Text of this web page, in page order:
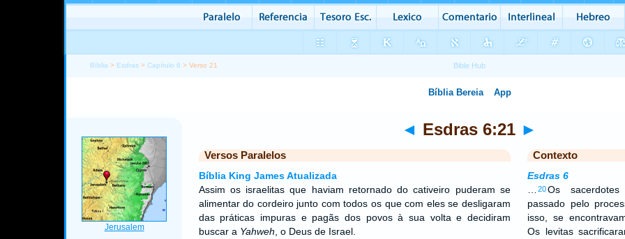
Bíblia > Esdras >Capítulo 6 > Verso 21
◄ Esdras 6:21 ►
Versos Paralelos
Bíblia King James Atualizada
Assim os israelitas que haviam retornado do cativeiro puderam se
alimentar do cordeiro junto com todos os que com eles se desligaram
das práticas impuras e pagãs dos povos à sua volta e decidiram
buscar a Yahweh , o Deus de Israel.
Contexto
Esdras 6
20Os
passado pelo
isso, se
Os levitas